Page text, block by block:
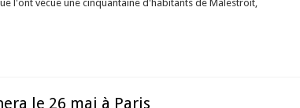
l'ont vécue une cinquantaine d'habitants de Malestroit,
le 26 mai à Paris